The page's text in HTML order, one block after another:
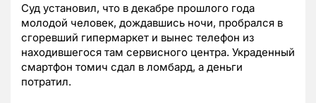
Суд установил, что в декабре прошлого года
молодой человек, дождавшись ночи, пробрался в
сгоревший гипермаркет и вынес телефон из
находившегося там сервисного центра. Украденный
смартфон томич сдал в ломбард, а деньги
потратил.